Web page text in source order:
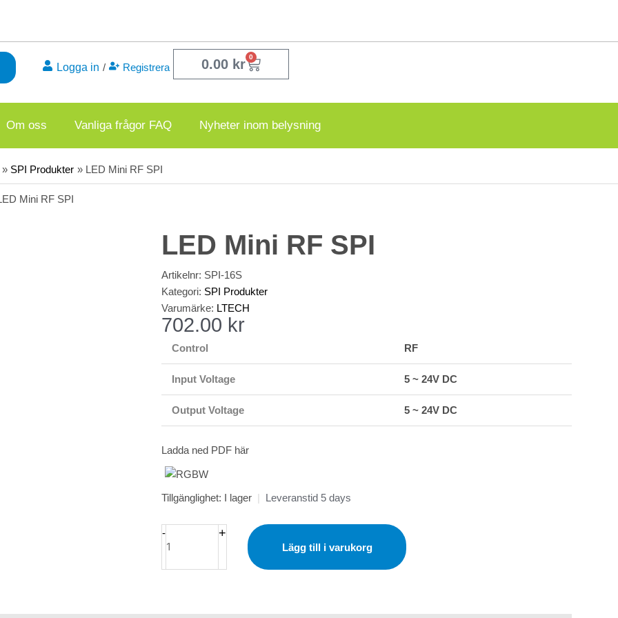
Logga in / Registrera 0.00 kr 0
Varukorg
Om oss Vanliga frågor FAQ Nyheter inom belysning
SPI Produkter LED Mini RF SPI
Mini RF SPI
LED Mini RF SPI
Artikelnr: SPI-16S
Kategori: SPI Produkter
Varumärke: LTECH
702.00 kr
Control RF
Input Voltage 5 ~ 24V DC
Output Voltage 5 ~ 24V DC
Ladda ned PDF här
Tillgänglighet: I lager | Leveranstid 5 days
-
LED
SPI
+
Lägg till i varukorg